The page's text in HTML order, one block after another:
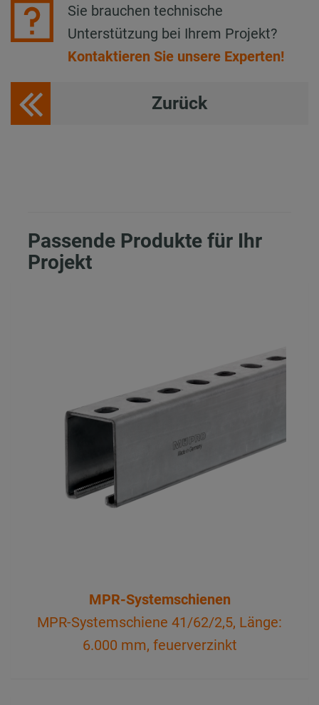
Sie brauchen technische
Unterstützung bei Ihrem Projekt?
Kontaktieren Sie unsere Experten!
Zurück
Passende Produkte für Ihr
Projekt
MPR-Systemschienen
MPR-Systemschiene 41/62/2,5, Länge:
6.000 mm, feuerverzinkt